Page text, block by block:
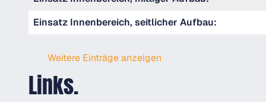
Einsatz Innenbereich, seitlicher Aufbau:
Weitere Einträge anzeigen
Links.